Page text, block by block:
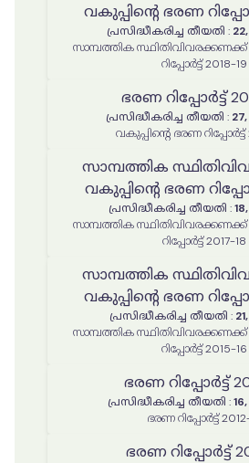
വകുപ്പിന്റെ ഭരണ
പ്രസിദ്ധീകരിച്ച തീയതി :
സാമ്പത്തിക സ്ഥിതിവിവരക്കണക്ക്
റിപ്പോർട്ട് 2018-19
ഭരണ റിപ്പോർട്ട്
പ്രസിദ്ധീകരിച്ച തീയതി :
വകുപ്പിന്റെ ഭരണ
സാമ്പത്തിക
വകുപ്പിന്റെ ഭരണ
പ്രസിദ്ധീകരിച്ച തീയതി :
സാമ്പത്തിക സ്ഥിതിവിവരക്കണക്ക്
റിപ്പോർട്ട് 2017-18
സാമ്പത്തിക
വകുപ്പിന്റെ ഭരണ
പ്രസിദ്ധീകരിച്ച തീയതി :
സാമ്പത്തിക സ്ഥിതിവിവരക്കണക്ക്
റിപ്പോർട്ട് 2015-16
ഭരണ റിപ്പോർട്ട്
പ്രസിദ്ധീകരിച്ച തീയതി :
ഭരണ റിപ്പോർട്ട്
ഭരണ റിപ്പോർട്ട്